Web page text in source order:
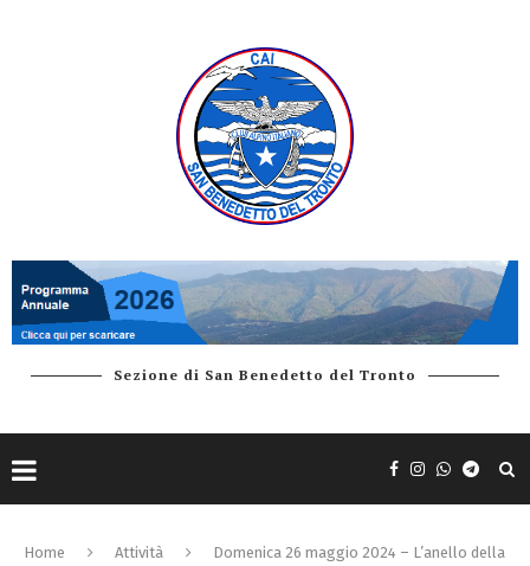
Sezione di San Benedetto del Tronto
Home Attività
Domenica 26 maggio 2024 – L’anello della